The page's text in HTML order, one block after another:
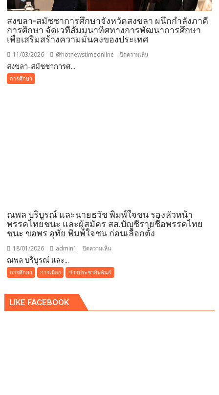
สงขลา-สมัชชาการศึกษาจังหวัดสงขลา ผนึกกำลังภาคี
การศึกษา จัดเวทีสัมมนาทิศทางการพัฒนาการศึกษา
เพื่อเสริมสร้างความมั่นคงของประเทศ
11/03/2026 @hotnewstimeonline ปิดความเห็น
ทิศทาง
การ
พัฒนาการ
ของ
สงขลา-สมัชชาการศ...
การศึกษา
ณพล บริบูรณ์ และนายธวัช พิมพ์ใจชน รองหัวหน้า
พรรคไทยชนะ และผู้สมัคร สส.บัญชีรายชื่อพรรคไทย
ชนะ ขอพร อุทัย พิมพ์ใจชน ก่อนเลือกตั้ง
18/01/2026 admin1 ปิดความเห็น
บริบูรณ์
และ
พิมพ์
ณพล บริบูรณ์ และ...
การศึกษา การเมือง ข่าวประชาสัมพันธ์
LIKE FACEBOOK